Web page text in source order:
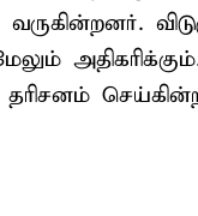
வருகின்றனர்.
தரிசனம்